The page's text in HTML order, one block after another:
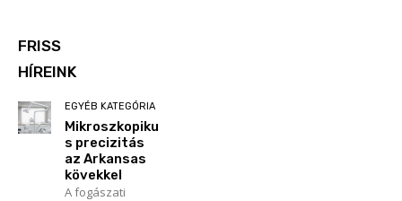
FRISS
HÍREINK
EGYÉB KATEGÓRIA
Mikroszkopiku
s precizitás
az Arkansas
kövekkel
A fogászati